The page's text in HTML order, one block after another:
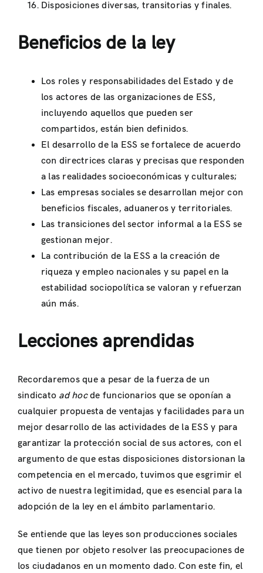
Disposiciones diversas, transitorias y finales.
Beneficios de la ley
Los roles y responsabilidades del Estado y de
los actores de las organizaciones de ESS,
incluyendo aquellos que pueden ser
compartidos, están bien definidos.
El desarrollo de la ESS se fortalece de acuerdo
con directrices claras y precisas que responden
a las realidades socioeconómicas y culturales;
Las empresas sociales se desarrollan mejor con
beneficios fiscales, aduaneros y territoriales.
Las transiciones del sector informal a la ESS se
gestionan mejor.
La contribución de la ESS a la creación de
riqueza y empleo nacionales y su papel en la
estabilidad sociopolítica se valoran y refuerzan
aún más.
Lecciones aprendidas
Recordaremos que a pesar de la fuerza de un
sindicato ad hocde funcionarios que se oponían a
cualquier propuesta de ventajas y facilidades para un
mejor desarrollo de las actividades de la ESS y para
garantizar la protección social de sus actores, con el
argumento de que estas disposiciones distorsionan la
competencia en el mercado, tuvimos que esgrimir el
activo de nuestra legitimidad, que es esencial para la
adopción de la ley en el ámbito parlamentario.
Se entiende que las leyes son producciones sociales
que tienen por objeto resolver las preocupaciones de
los ciudadanos en un momento dado. Con este fin, el